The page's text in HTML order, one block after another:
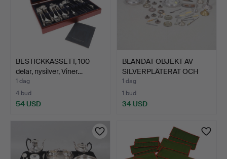
BESTICKKASSETT, 100
delar, nysilver, Viner…
1 dag
4 bud
54 USD
BLANDAT OBJEKT AV
SILVERPLÄTERAT OCH
ANDRA…
1 dag
1 bud
34 USD